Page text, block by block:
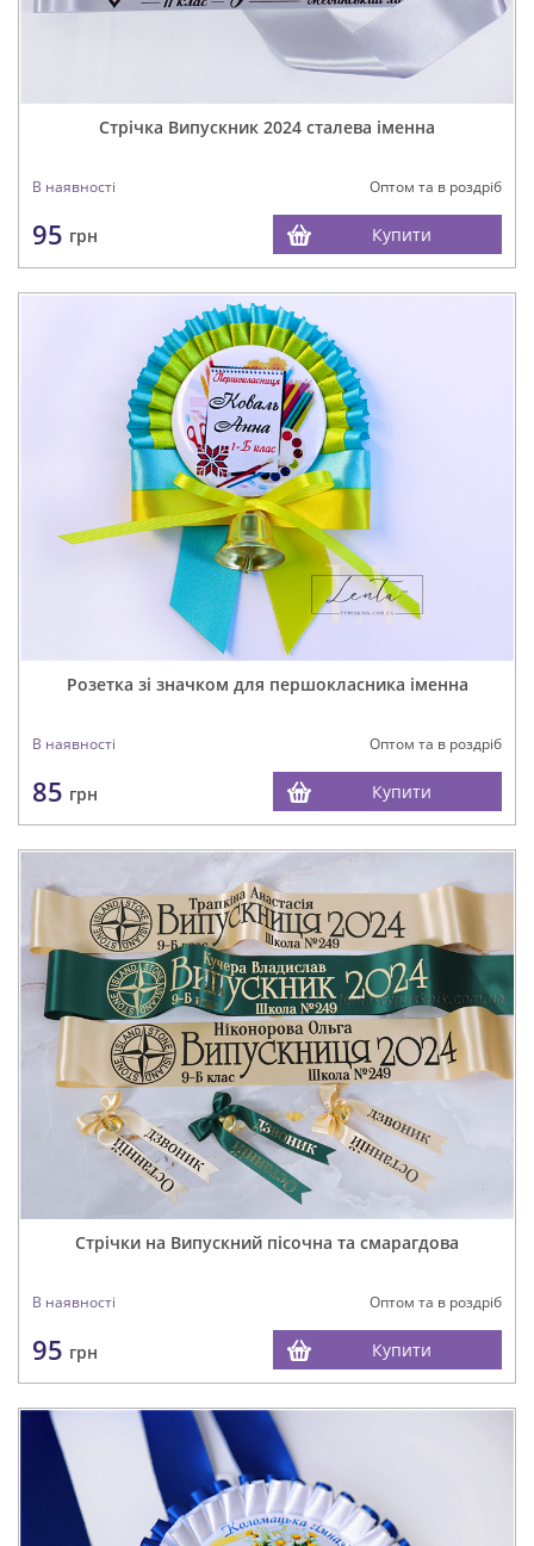
Стрічка Випускник 2024 сталева іменна
В наявності Оптом та в роздріб
95 грн Купити
Розетка зі значком для першокласника іменна
В наявності Оптом та в роздріб
85 грн Купити
Стрічки на Випускний пісочна та смарагдова
В наявності Оптом та в роздріб
95 грн Купити